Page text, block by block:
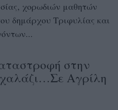
χορωδιών μαθητών
δημάρχου Τριφυλίας και
στην
Αγρίλη